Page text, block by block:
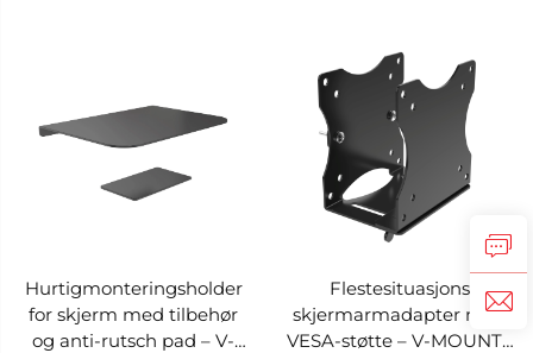
Hurtigmonteringsholder
for skjerm med tilbehør
og anti-rutsch pad – V-
Flestesituasjons
skjermarmadapter med
VESA-støtte – V-MOUNTS